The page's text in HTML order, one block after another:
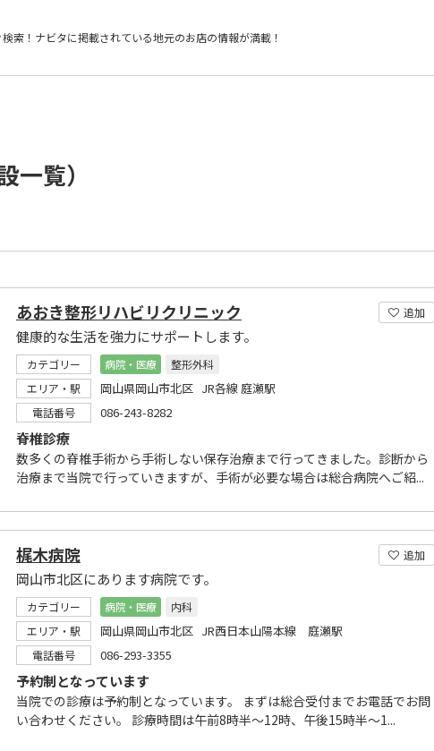
索！ ナビタに掲載されている地元のお店の情報が満載！
一覧）
追加
あおき整形リハビリクリニック
健康的な生活を強力にサポートします。
カテゴリー 病院・医療
整形外科
エリア・駅
岡山県岡山市北区 JR各線 庭瀬駅
電話番号 086-243-8282
脊椎診療
数多くの脊椎手術から手術しない保存治療まで行ってきました。診断から
治療まで当院で行っていきますが、手術が必要な場合は総合病院へご紹...
追加
梶木病院
岡山市北区にあります病院です。
カテゴリー 病院・医療
内科
エリア・駅
岡山県岡山市北区 JR西日本山陽本線 庭瀬駅
電話番号 086-293-3355
予約制となっています
当院での診療は予約制となっています。 まずは総合受付までお電話でお問
い合わせください。 診療時間は午前8時半～12時、午後15時半～1...